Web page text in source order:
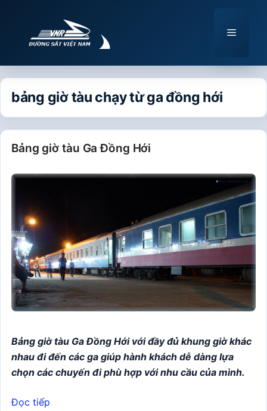
Menu
bảng giờ tàu chạy từ ga đồng hới
Bảng giờ tàu Ga Đồng Hới
Bảng giờ tàu Ga Đồng Hới với đầy đủ khung giờ khác
nhau đi đến các ga giúp hành khách dễ dàng lựa
chọn các chuyến đi phù hợp với nhu cầu của mình.
Đọc tiếp